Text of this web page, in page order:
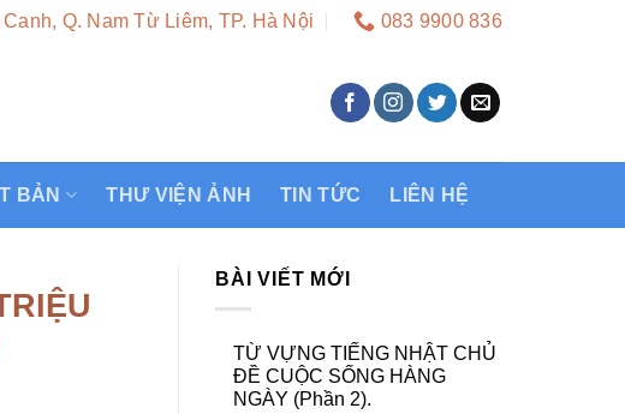
Q. Nam Từ Liêm, TP. Hà Nội 083 9900 836
BẢN THƯ VIỆN ẢNH TIN TỨC LIÊN HỆ
BÀI VIẾT MỚI
TỪ VỰNG TIẾNG NHẬT CHỦ
ĐỀ CUỘC SỐNG HÀNG
NGÀY (Phần 2).